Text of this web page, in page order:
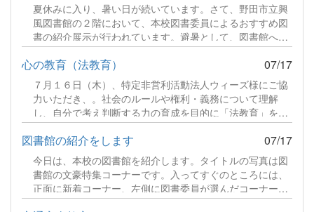
夏休みに入り、暑い日が続いています。さて、野田市立興
風図書館の２階において、本校図書委員によるおすすめ図
書の紹介展示が行われています。避暑として、図書館へお
越しいただき、その際は、ぜひご覧ください。続きをみる
心の教育（法教育） 07/17
７月１６日（木）、特定非営利活動法人ウィーズ様にご協
力いただき、。社会のルールや権利・義務について理解
し、自分で考え判断する力の育成を目的に「法教育」を実
施しました。講師は、司法書士の先生を迎え、各クラスで
展開しました。講師の話に耳を傾け、班ごとのディスカッ
ションに参加し、真剣に取り組んでいる様子を見ることが
できました。続きをみる
図書館の紹介をします 07/17
今日は、本校の図書館を紹介します。タイトルの写真は図
書館の文豪特集コーナーです。入ってすぐのところには、
正面に新着コーナー、左側に図書委員が選んだコーナー、
右側に準新着コーナー、そして、文豪特集や司書の先生が